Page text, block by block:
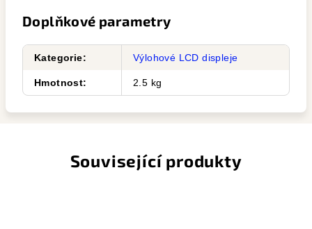
Doplňkové parametry
Kategorie: Výlohové LCD displeje
Hmotnost: 2.5 kg
Související produkty